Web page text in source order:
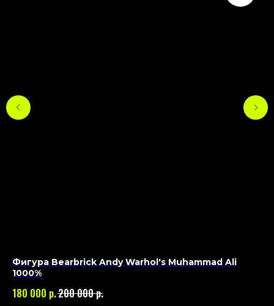
Фигура Bearbrick Andy Warhol's Muhammad Ali
1000%
180 000 р.200 000р.